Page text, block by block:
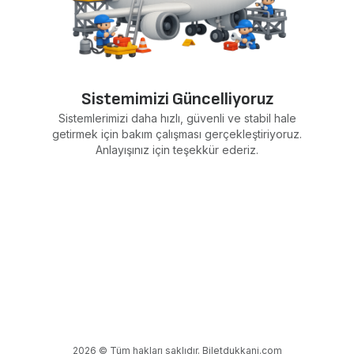
Sistemimizi Güncelliyoruz
Sistemlerimizi daha hızlı, güvenli ve stabil hale
getirmek için bakım çalışması gerçekleştiriyoruz.
Anlayışınız için teşekkür ederiz.
2026 © Tüm hakları saklıdır. Biletdukkani.com